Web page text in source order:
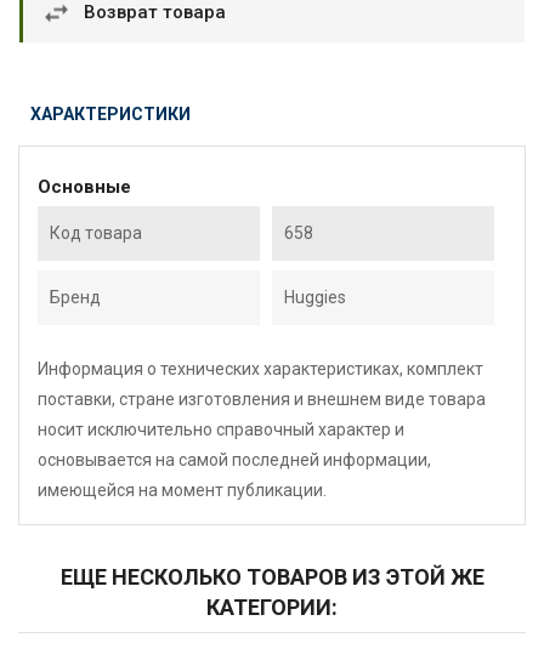
Возврат товара
ХАРАКТЕРИСТИКИ
Основные
Код товара 658
Бренд Huggies
Информация о технических характеристиках, комплект
поставки, стране изготовления и внешнем виде товара
носит исключительно справочный характер и
основывается на самой последней информации,
имеющейся на момент публикации.
ЕЩЕ НЕСКОЛЬКО ТОВАРОВ ИЗ ЭТОЙ ЖЕ
КАТЕГОРИИ: